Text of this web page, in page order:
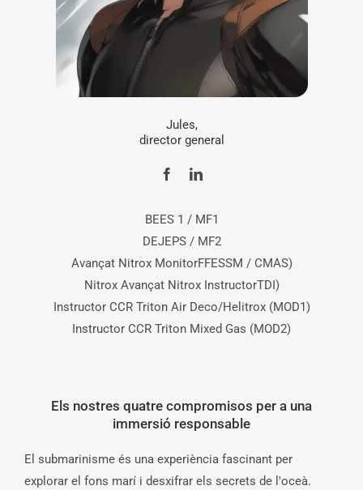
Jules,
director general
BEES 1 / MF1
DEJEPS / MF2
Avançat Nitrox MonitorFFESSM / CMAS)
Nitrox Avançat Nitrox InstructorTDI)
Instructor CCR Triton Air Deco/Helitrox (MOD1)
Instructor CCR Triton Mixed Gas (MOD2)
Els nostres quatre compromisos per a una
immersió responsable
El submarinisme és una experiència fascinant per
explorar el fons marí i desxifrar els secrets de l'oceà.